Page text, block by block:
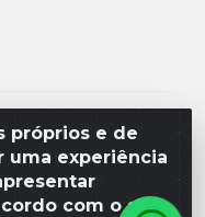
próprios e de
uma experiência
com o seu
Polo Empresarial
04, Aparecida de
- CNPJ
16